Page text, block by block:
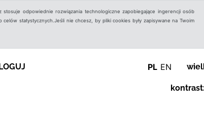
odpowiednie rozwiązania technologiczne zapobiegające ingerencji osób
statystycznych.Jeśli nie chcesz, by pliki cookies były zapisywane na Twoim
PL EN
kontrast: